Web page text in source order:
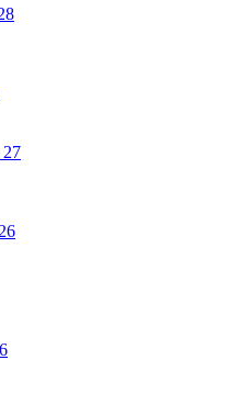
27
26